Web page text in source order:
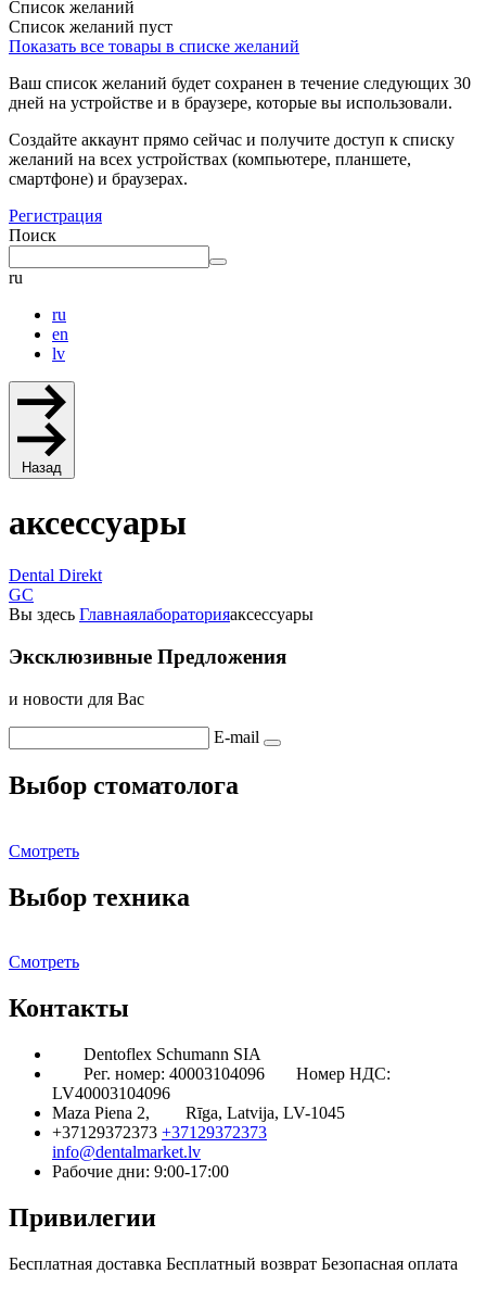
Список желаний
Список желаний пуст
Показать все товары в списке желаний
Ваш список желаний будет сохранен в течение следующих 30
дней на устройстве и в браузере, которые вы использовали.
Создайте аккаунт прямо сейчас и получите доступ к списку
желаний на всех устройствах (компьютере, планшете,
смартфоне) и браузерах.
Регистрация
Поиск
ru
ru
en
lv
Назад
аксессуары
Dental Direkt
GC
Вы здесь Главнаялабораторияаксессуары
Эксклюзивные Предложения
и новости для Вас
E-mail
Выбор стоматолога
Смотреть
Выбор техника
Смотреть
Контакты
Dentoflex Schumann SIA
Рег. номер: 40003104096
Номер НДС:
LV40003104096
Maza Piena 2,
Rīga, Latvija, LV-1045
+37129372373 +37129372373
info@dentalmarket.lv
Рабочие дни: 9:00-17:00
Привилегии
Бесплатная доставка Бесплатный возврат Безопасная оплата